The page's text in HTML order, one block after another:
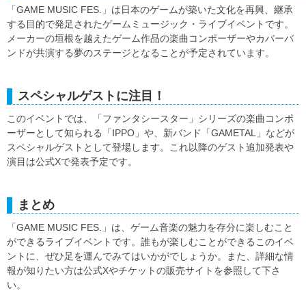
「GAME MUSIC FES.」は日本のゲームが築いた文化を再興、継承
する目的で発足されたゲームミュージック・ライブイベントです。
メーカーの垣根を越えたゲーム作品の楽曲コンポーザーやカバーバ
ンドが共演する夢のステージとなることが予定されています。
スペシャルゲストに注目！
このイベントでは、「ファンタシースター」シリーズの楽曲コンポ
ーザーとして知られる「IPPO」や、新バンド「GAMETAL」などが
スペシャルゲストとして登場します。これ以降のゲスト追加発表や
演目は公式Xで発表予定です。
まとめ
「GAME MUSIC FES.」は、ゲーム音楽の魅力を存分に楽しむこと
ができるライブイベントです。誰もが楽しむことができるこのイベ
ントに、ぜひ足を運んでみてはいかがでしょうか。また、詳細な情
報が知りたい方は公式Xやチケットの販売サイトを参照して下さ
い。